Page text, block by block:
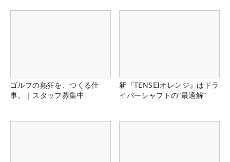
ゴルフの熱狂を、つくる仕
事。｜スタッフ募集中
新『TENSEIオレンジ』はドラ
イバーシャフトの“最適解”